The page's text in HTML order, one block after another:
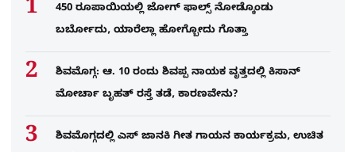
450 ರೂಪಾಯಿಯಲ್ಲಿ ಜೋಗ್​ ಫಾಲ್ಸ್​ ನೋಡ್ಕೊಂಡು
ಬರ್ಬೋದು, ಯಾರೆಲ್ಲಾ ಹೋಗ್ಬೋದು ಗೊತ್ತಾ
ಶಿವಮೊಗ್ಗ: ಆ. 10 ರಂದು ಶಿವಪ್ಪ ನಾಯಕ ವೃತ್ತದಲ್ಲಿ ಕಿಸಾನ್
ಮೋರ್ಚಾ ಬೃಹತ್ ರಸ್ತೆ ತಡೆ, ಕಾರಣವೇನು?
ಶಿವಮೊಗ್ಗದಲ್ಲಿ ಎಸ್​ ಜಾನಕಿ ಗೀತ ಗಾಯನ ಕಾರ್ಯಕ್ರಮ, ಉಚಿತ